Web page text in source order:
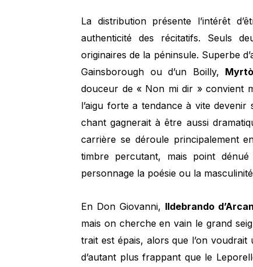
La distribution présente l’intérêt
authenticité des récitatifs. Seuls
originaires de la péninsule. Superbe
Gainsborough ou d’un Boilly,
douceur de « Non mi dir » convient
l’aigu forte a tendance à vite
chant gagnerait à être aussi
carrière se déroule principalement
timbre percutant, mais point
personnage la poésie ou la
En Don Giovanni, Ildebrando
mais on cherche en vain le grand
trait est épais, alors que l’on voudrait
d’autant plus frappant que le